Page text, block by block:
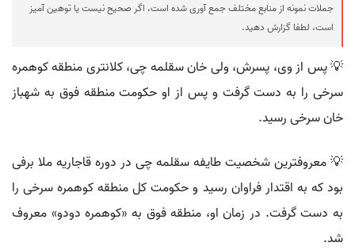
جملات نمونه از منابع مختلف جمع آوری شده است، اگر صحیح نیست یا توهین آمیز
است، لطفا گزارش دهید.
💡 پس از وی، پسرش، ولی خان سقلمه چی، کلانتری منطقه کوهمره
سرخی را به دست گرفت و پس از او حکومت منطقه فوق به شهباز
خان سرخی رسید.
💡 معروفترین شخصیت طایفه سقلمه چی در دوره قاجاریه ملا برفی
بود که به اقتدار فراوان رسید و حکومت کل منطقه کوهمره سرخی را
به دست گرفت. در زمان او، منطقه فوق به «کوهمره دودو» معروف
شد.